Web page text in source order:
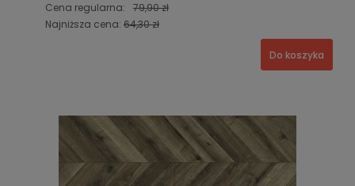
Cena regularna:
79,90 zł
Najniższa cena: 64,30 zł
Do koszyka